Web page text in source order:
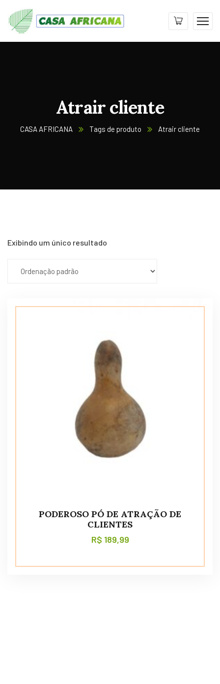
Atrair cliente
CASA AFRICANA Tags de produto Atrair cliente
Exibindo um único resultado
PODEROSO PÓ DE ATRAÇÃO DE
CLIENTES
R$ 189,99